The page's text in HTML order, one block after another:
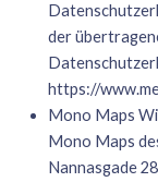
der
https://
Mono Maps
Mono Maps
Nannasgade